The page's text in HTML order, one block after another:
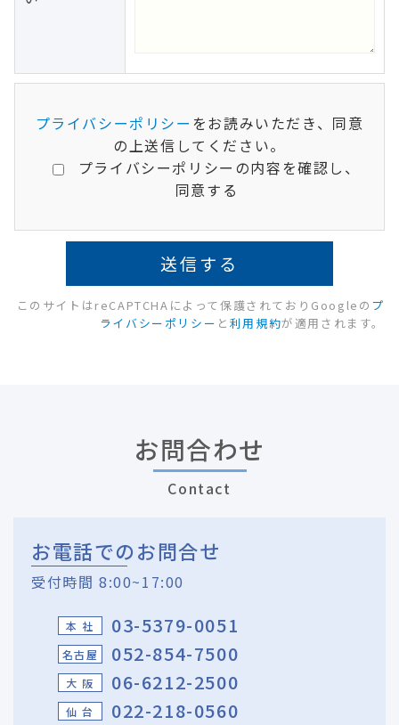
プライバシーポリシー をお読みいただき、同意
の上送信してください。
プライバシーポリシーの内容を確認し、
同意する
このサイトはreCAPTCHAによって保護されておりGoogleの プ
ライバシーポリシー と 利用規約が適用されます。
お問合わせ
Contact
お電話でのお問合せ
受付時間 8:00~17:00
本 社 03-5379-0051
名古屋 052-854-7500
大 阪 06-6212-2500
仙 台 022-218-0560